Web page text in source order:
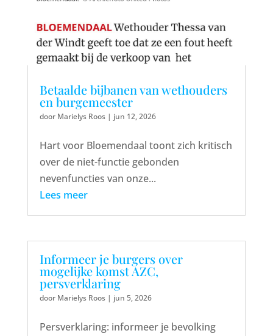
Betaalde bijbanen van wethouders
en burgemeester
door Marielys Roos| jun 12, 2026
Hart voor Bloemendaal toont zich kritisch
over de niet-functie gebonden
nevenfuncties van onze...
Lees meer
Informeer je burgers over
mogelijke komst AZC,
persverklaring
door Marielys Roos| jun 5, 2026
Persverklaring: informeer je bevolking